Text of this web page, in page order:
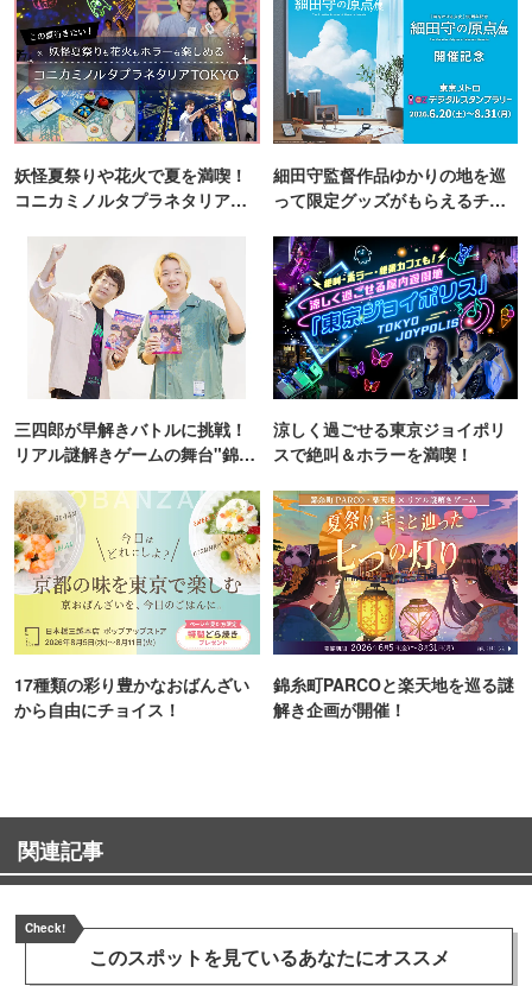
妖怪夏祭りや花火で夏を満喫！
コニカミノルタプラネタリア
細田守監督作品ゆかりの地を巡
って限定グッズがもらえるチャ
三四郎が早解きバトルに挑戦！
リアル謎解きゲームの舞台"錦糸
涼しく過ごせる東京ジョイポリ
スで絶叫＆ホラーを満喫！
17種類の彩り豊かなおばんざい
から自由にチョイス！
錦糸町PARCOと楽天地を巡る謎
解き企画が開催！
関連記事
Check!
このスポットを見ているあなたにオススメ